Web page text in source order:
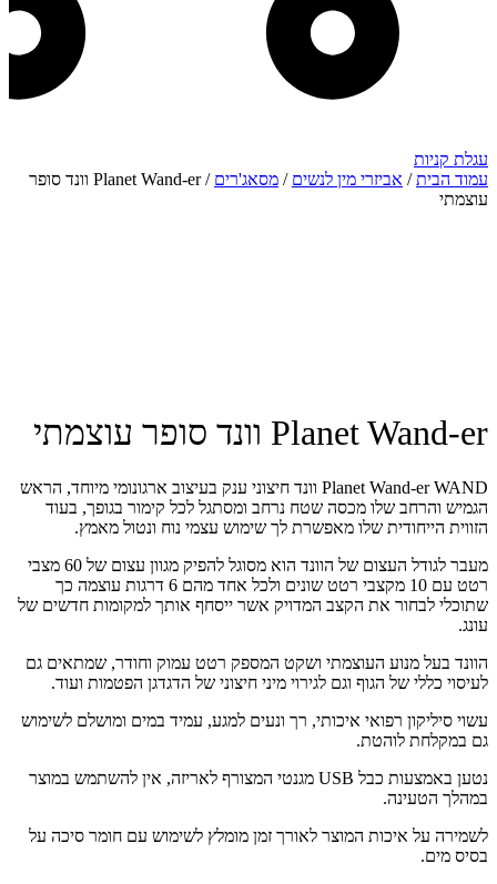
עגלת קניות
עמוד הבית/ אביזרי מין לנשים / מסאג'רים
/ Planet Wand-er וונד סופר
עוצמתי
Planet Wand-er וונד סופר עוצמתי
Planet Wand-er WAND וונד חיצוני ענק בעיצוב ארגונומי מיוחד, הראש
הגמיש והרחב שלו מכסה שטח נרחב ומסתגל לכל קימור בגופך, בעוד
הזווית הייחודית שלו מאפשרת לך שימוש עצמי נוח ונטול מאמץ.
מעבר לגודל העצום של הוונד הוא מסוגל להפיק מגוון עצום של 60 מצבי
רטט עם 10 מקצבי רטט שונים ולכל אחד מהם 6 דרגות עוצמה כך
שתוכלי לבחור את הקצב המדויק אשר ייסחף אותך למקומות חדשים של
עונג.
הוונד בעל מנוע העוצמתי ושקט המספק רטט עמוק וחודר, שמתאים גם
לעיסוי כללי של הגוף וגם לגירוי מיני חיצוני של הדגדגן הפטמות ועוד.
עשוי סיליקון רפואי איכותי, רך ונעים למגע, עמיד במים ומושלם לשימוש
גם במקלחת לוהטת.
נטען באמצעות כבל USB מגנטי המצורף לאריזה, אין להשתמש במוצר
במהלך הטעינה.
לשמירה על איכות המוצר לאורך זמן מומלץ לשימוש עם חומר סיכה על
בסיס מים.